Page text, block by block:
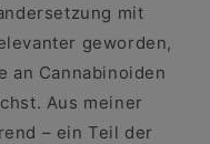
mit
geworden,
an Cannabinoiden
Aus meiner
– ein Teil der